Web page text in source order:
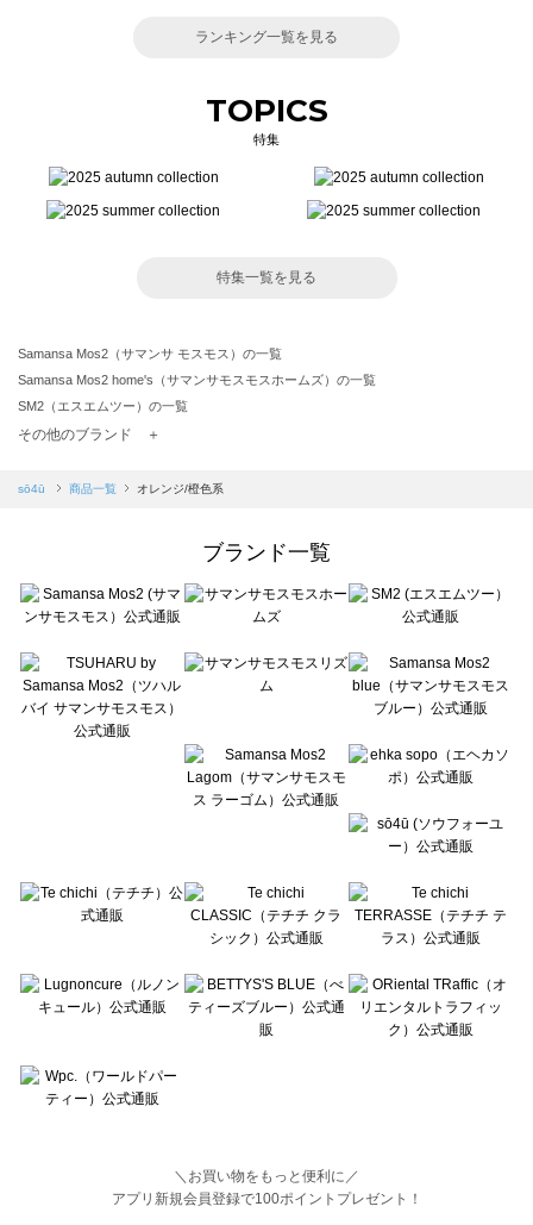
ランキング一覧を見る
TOPICS
特集
特集一覧を見る
Samansa Mos2（サマンサ モスモス）の一覧
Samansa Mos2 home's（サマンサモスモスホームズ）の一覧
SM2（エスエムツー）の一覧
TSUHARU by Samansa Mos2（ツハルバイサマンサモスモス）の一覧
Samansa Mos2 blue（サマンサモスモス ブルー）の一覧
Te chichi（テチチ）の一覧
Te chichi CLASSIC（テチチ クラシック）の一覧
Lugnoncure（ルノンキュール）の一覧
BETTY'S BLUE（べティーズブルー）の一覧
Wpc.（ワールドパーティー）の一覧
その他のブランド ＋
sō4ū 商品一覧 オレンジ/橙色系
ブランド一覧
＼お買い物をもっと便利に／
アプリ新規会員登録で100ポイントプレゼント！